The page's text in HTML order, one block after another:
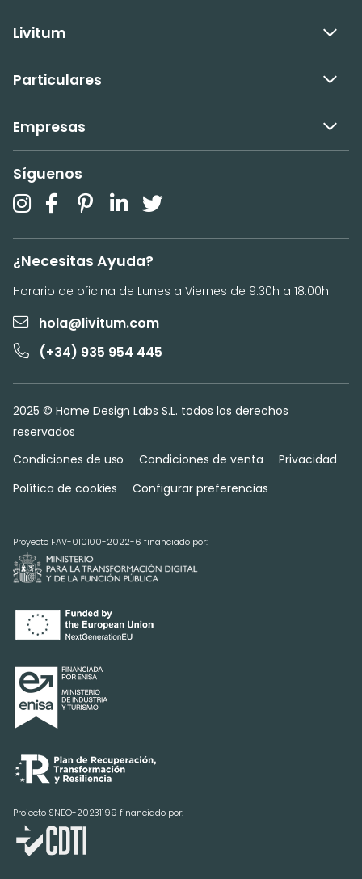
Livitum
Particulares
Empresas
Síguenos
¿Necesitas Ayuda?
Horario de oficina de Lunes a Viernes de 9:30h a 18:00h
hola@livitum.com
(+34) 935 954 445
2025 © Home Design Labs S.L. todos los derechos
reservados
Condiciones de uso
Condiciones de venta
Privacidad
Política de cookies
Configurar preferencias
Proyecto FAV-010100-2022-6 financiado por:
Projecto SNEO-20231199 financiado por: